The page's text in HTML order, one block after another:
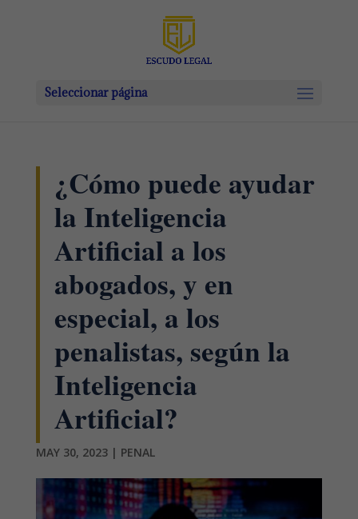
Seleccionar página
¿Cómo puede ayudar
la Inteligencia
Artificial a los
abogados, y en
especial, a los
penalistas, según la
Inteligencia
Artificial?
MAY 30, 2023| PENAL